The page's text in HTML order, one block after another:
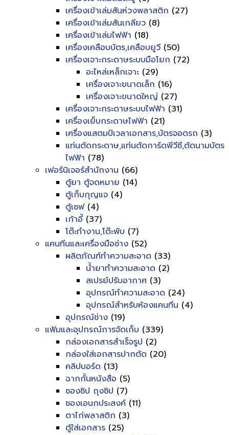
เครื่องเข้าเล่มสันห่วงพลาสติก (27)
เครื่องเข้าเล่มสันเกลียว (8)
เครื่องเข้าเล่มไฟฟ้า (18)
เครื่องเคลือบบัตร,เคลือบยูวี (50)
เครื่องเจาะกระดาษระบบมือโยก (72)
อะไหล่เหล็กเจาะ (29)
เครื่องเจาะขนาดเล็ก (16)
เครื่องเจาะขนาดใหญ่ (27)
เครื่องเจาะกระดาษระบบไฟฟ้า (31)
เครื่องเย็บกระดาษไฟฟ้า (21)
เครื่องแสตมป์เวลาเอกสาร,บัตรจอดรถ (3)
แท่นตัดกระดาษ,แท่นตัดการ์ดพีวีซี,ตัดนามบัตร
ไฟฟ้า (78)
เฟอร์นิเจอร์สำนักงาน (66)
ตู้ยา ตู้จดหมาย (14)
ตู้เก็บกุญแจ (4)
ตู้เซฟ(4)
เก้าอี้ (37)
โต๊ะทำงาน,โต๊ะพับ (7)
แคนทีนและเครื่องมือช่าง (52)
ผลิตภัณฑ์ทำความสะอาด (33)
น้ำยาทำความสะอาด (2)
สเปรย์ปรับอากาศ (3)
อุปกรณ์ทำความสะอาด (24)
อุปกรณ์สำหรับห้องแคนทีน (4)
อุปกรณ์ช่าง (19)
แฟ้มและอุปกรณ์การจัดเก็บ (339)
กล่องเอกสารสำเร็จรูป (2)
กล่องใส่เอกสารปากตัด (20)
คลิปบอร์ด (13)
ฉากกั้นหนังสือ (5)
ซองซิป ถุงซิป (7)
ซองเอนกประสงค์ (11)
ตาไก่พลาสติก (3)
ตู้ใส่เอกสาร (25)